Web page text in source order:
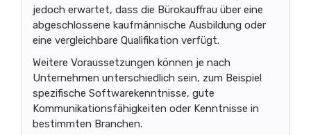
jedoch erwartet, dass die Bürokauffrau über eine
abgeschlossene kaufmännische Ausbildung oder
eine vergleichbare Qualifikation verfügt.
Weitere Voraussetzungen können je nach
Unternehmen unterschiedlich sein, zum Beispiel
spezifische Softwarekenntnisse, gute
Kommunikationsfähigkeiten oder Kenntnisse in
bestimmten Branchen.